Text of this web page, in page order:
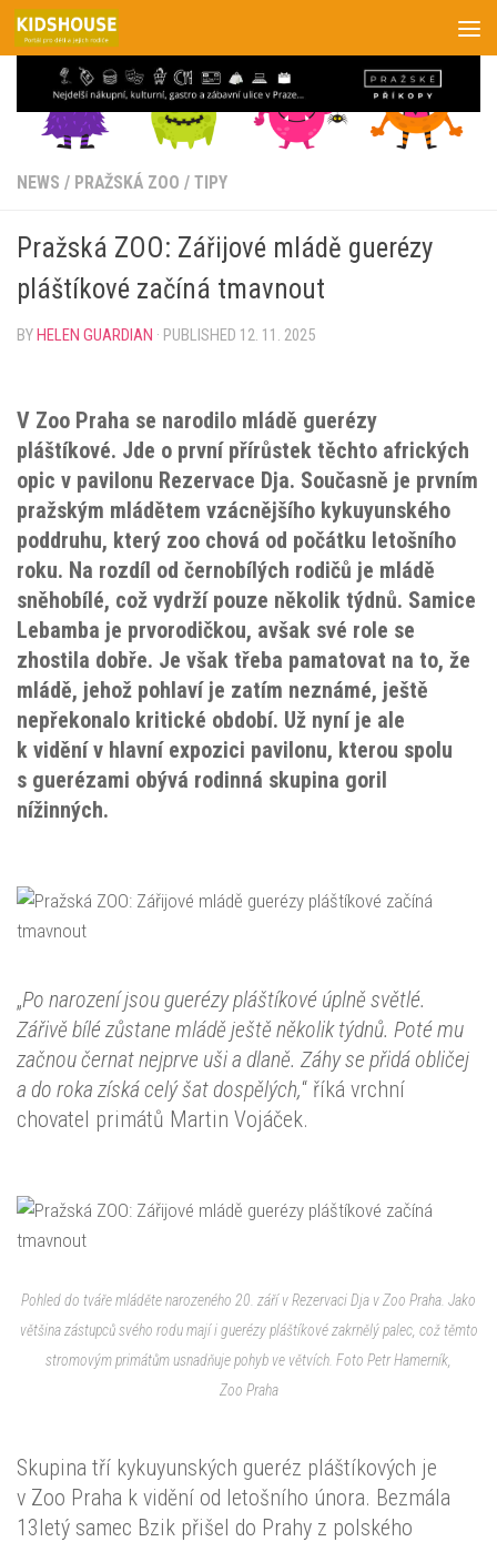
Skip to content
NEWS / PRAŽSKÁ ZOO / TIPY
Pražská ZOO: Zářijové mládě guerézy
pláštíkové začíná tmavnout
BYHELEN GUARDIAN · PUBLISHED 12. 11. 2025
V Zoo Praha se narodilo mládě guerézy
pláštíkové. Jde o první přírůstek těchto afrických
opic v pavilonu Rezervace Dja. Současně je prvním
pražským mládětem vzácnějšího kykuyunského
poddruhu, který zoo chová od počátku letošního
roku. Na rozdíl od černobílých rodičů je mládě
sněhobílé, což vydrží pouze několik týdnů. Samice
Lebamba je prvorodičkou, avšak své role se
zhostila dobře. Je však třeba pamatovat na to, že
mládě, jehož pohlaví je zatím neznámé, ještě
nepřekonalo kritické období. Už nyní je ale
k vidění v hlavní expozici pavilonu, kterou spolu
s guerézami obývá rodinná skupina goril
nížinných.
„Po narození jsou guerézy pláštíkové úplně světlé.
Zářivě bílé zůstane mládě ještě několik týdnů. Poté mu
začnou černat nejprve uši a dlaně. Záhy se přidá obličej
a do roka získá celý šat dospělých,“ říká vrchní
chovatel primátů Martin Vojáček.
Pohled do tváře mláděte narozeného 20. září v Rezervaci Dja v Zoo Praha. Jako
většina zástupců svého rodu mají i guerézy pláštíkové zakrnělý palec, což těmto
stromovým primátům usnadňuje pohyb ve větvích. Foto Petr Hamerník,
Zoo Praha
Skupina tří kykuyunských gueréz pláštíkových je
v Zoo Praha k vidění od letošního února. Bezmála
13letý samec Bzik přišel do Prahy z polského